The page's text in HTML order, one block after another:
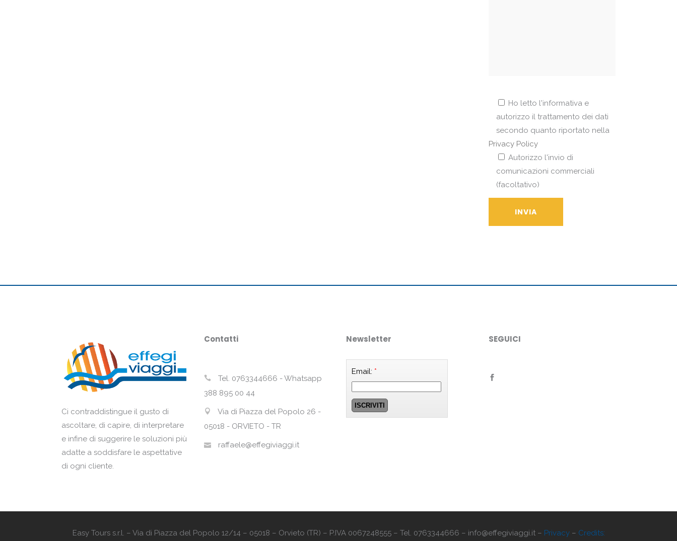
Ho letto l'informativa e
autorizzo il trattamento dei dati
secondo quanto riportato nella
Privacy Policy
Autorizzo l'invio di
comunicazioni commerciali
(facoltativo)
Ci contraddistingue il gusto di
ascoltare, di capire, di interpretare
e infine di suggerire le soluzioni più
adatte a soddisfare le aspettative
di ogni cliente.
Contatti
Tel. 0763344666 - Whatsapp
388 895 00 44
Via di Piazza del Popolo 26 -
05018 - ORVIETO - TR
raffaele@effegiviaggi.it
Newsletter
Email: *
SEGUICI
Easy Tours s.r.l. – Via di Piazza del Popolo 12/14 – 05018 – Orvieto (TR) – P.IVA 0067248555 – Tel. 0763344666 – info@effegiviaggi.it – Privacy– Credits: